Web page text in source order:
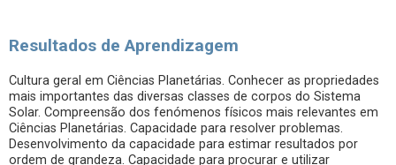
Resultados de Aprendizagem
Cultura geral em Ciências Planetárias. Conhecer as propriedades
mais importantes das diversas classes de corpos do Sistema
Solar. Compreensão dos fenómenos físicos mais relevantes em
Ciências Planetárias. Capacidade para resolver problemas.
Desenvolvimento da capacidade para estimar resultados por
ordem de grandeza. Capacidade para procurar e utilizar